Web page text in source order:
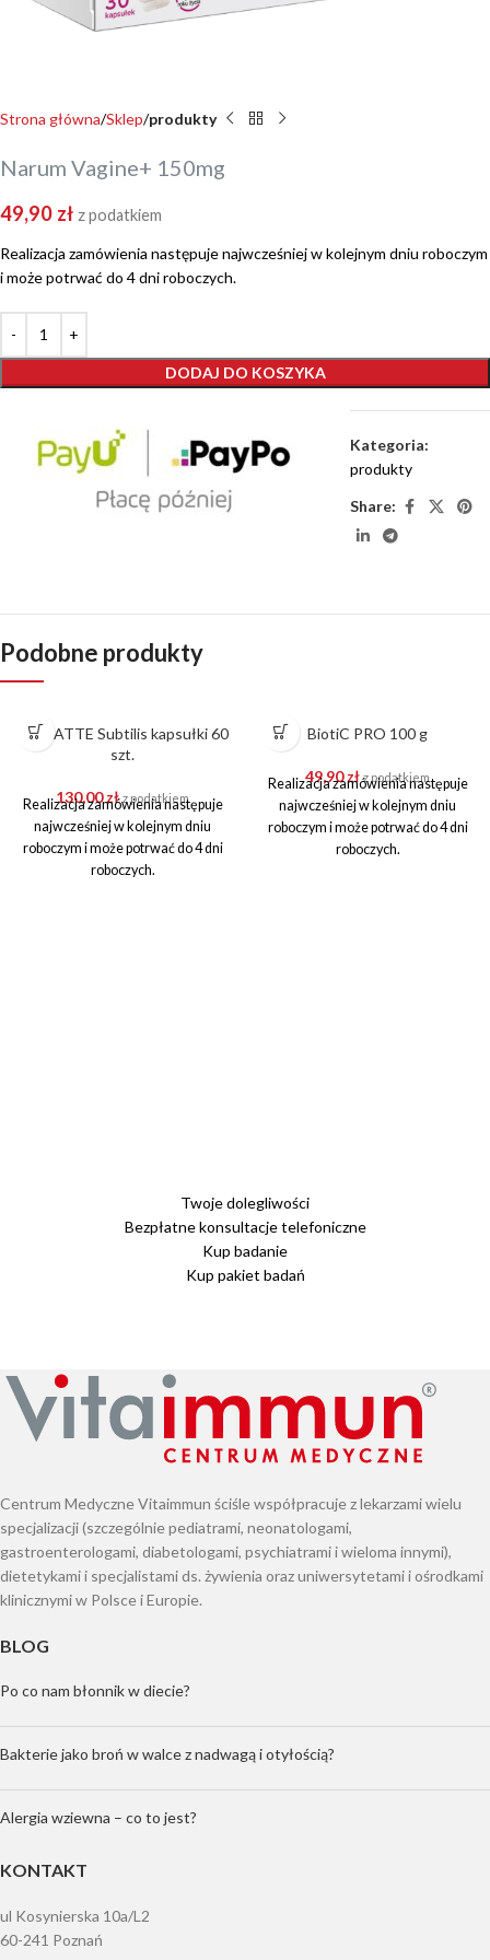
Strona główna Sklep produkty
Narum Vagine+ 150mg
49,90 zł z podatkiem
Realizacja zamówienia następuje najwcześniej w kolejnym dniu roboczym
i może potrwać do 4 dni roboczych.
DODAJ DO KOSZYKA
Kategoria:
produkty
Share:
Podobne produkty
BIOLATTE Subtilis kapsułki 60
szt.
130,00zł z podatkiem
Realizacja zamówienia następuje
najwcześniej w kolejnym dniu
roboczym i może potrwać do 4 dni
roboczych.
BiotiC PRO 100 g
49,90zł z podatkiem
Realizacja zamówienia następuje
najwcześniej w kolejnym dniu
roboczym i może potrwać do 4 dni
roboczych.
Twoje dolegliwości
Bezpłatne konsultacje telefoniczne
Kup badanie
Kup pakiet badań
Centrum Medyczne Vitaimmun ściśle współpracuje z lekarzami wielu
specjalizacji (szczególnie pediatrami, neonatologami,
gastroenterologami, diabetologami, psychiatrami i wieloma innymi),
dietetykami i specjalistami ds. żywienia oraz uniwersytetami i ośrodkami
klinicznymi w Polsce i Europie.
BLOG
Po co nam błonnik w diecie?
Bakterie jako broń w walce z nadwagą i otyłością?
Alergia wziewna – co to jest?
KONTAKT
ul Kosynierska 10a/L2
60-241 Poznań